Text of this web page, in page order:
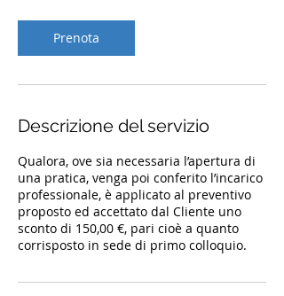
i
u
Prenota
Descrizione del servizio
Qualora, ove sia necessaria l’apertura di
una pratica, venga poi conferito l’incarico
professionale, è applicato al preventivo
proposto ed accettato dal Cliente uno
sconto di 150,00 €, pari cioè a quanto
corrisposto in sede di primo colloquio.